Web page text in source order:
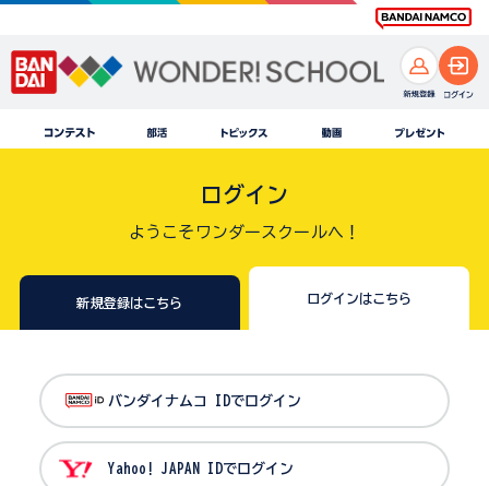
ログイン
ようこそワンダースクールへ！
新規登録はこちら ログインはこちら
バンダイナムコ IDでログイン
Yahoo! JAPAN IDでログイン